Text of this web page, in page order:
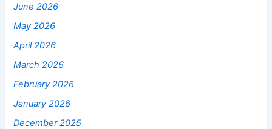
June 2026
May 2026
April 2026
March 2026
February 2026
January 2026
December 2025